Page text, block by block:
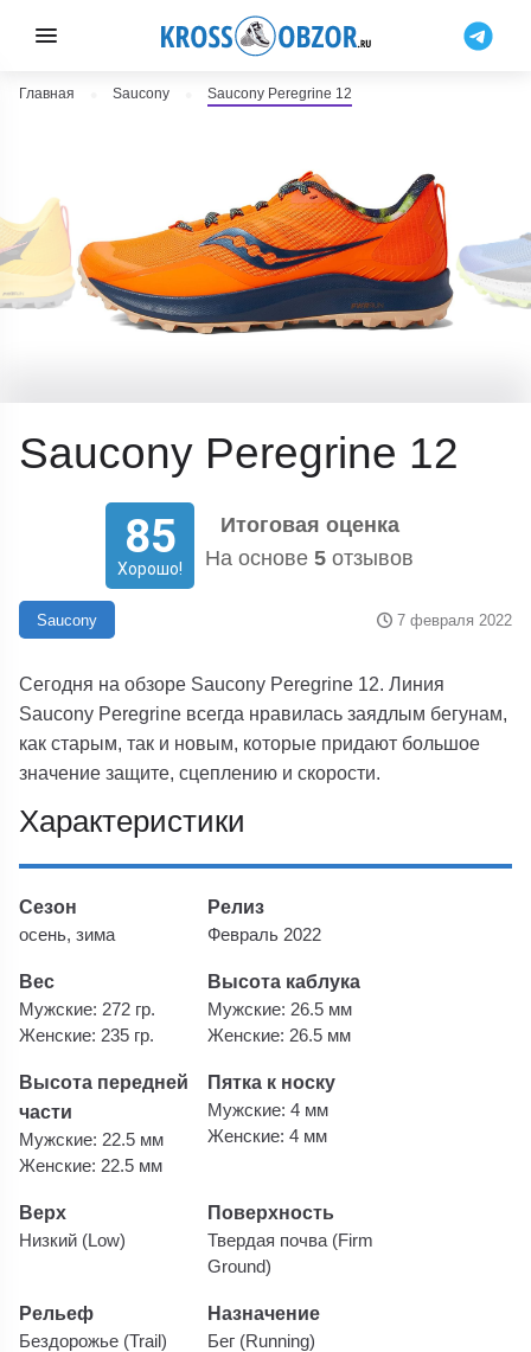
Главная Saucony Saucony Peregrine 12
Saucony Peregrine 12
85
Хорошо!
Итоговая оценка
На основе 5 отзывов
Saucony 7 февраля 2022
Сегодня на обзоре Saucony Peregrine 12. Линия
Saucony Peregrine всегда нравилась заядлым бегунам,
как старым, так и новым, которые придают большое
значение защите, сцеплению и скорости.
Характеристики
Сезон
осень, зима
Релиз
Февраль 2022
Вес
Мужские: 272 гр.
Женские: 235 гр.
Высота каблука
Мужские: 26.5 мм
Женские: 26.5 мм
Высота передней
части
Мужские: 22.5 мм
Женские: 22.5 мм
Пятка к носку
Мужские: 4 мм
Женские: 4 мм
Верх
Низкий (Low)
Поверхность
Твердая почва (Firm
Ground)
Рельеф
Бездорожье (Trail)
Назначение
Бег (Running)